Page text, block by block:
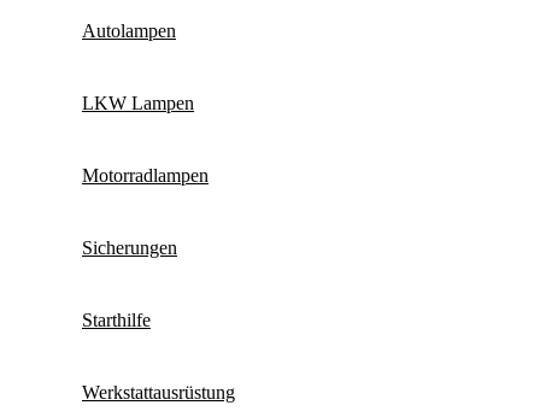
Autolampen
LKW Lampen
Motorradlampen
Sicherungen
Starthilfe
Werkstattausrüstung